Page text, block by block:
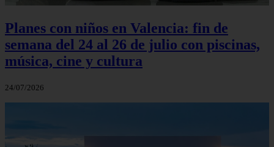
Planes con niños en Valencia: fin de
semana del 24 al 26 de julio con piscinas,
música, cine y cultura
24/07/2026